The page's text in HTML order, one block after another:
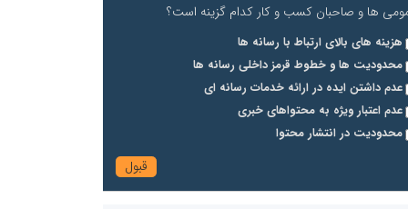
ها و صاحبان کسب و کار کدام گزینه است؟
هزینه های بالای ارتباط با رسانه ها
محدودیت ها و خطوط قرمز داخلی رسانه ها
عدم داشتن ایده در ارائه خدمات رسانه ای
عدم اعتبار ویژه به محتواهای خبری
محدودیت در انتشار محتوا